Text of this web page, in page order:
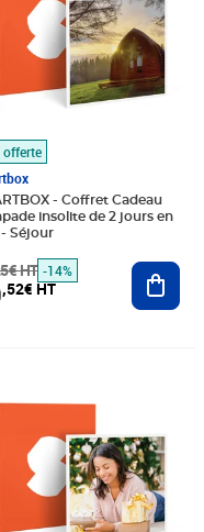
panier
offerte
- Coffret Cadeau
insolite de 2 jours en
duo - Séjour
HT -14%
,52€ HT